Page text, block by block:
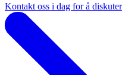
Kontakt oss i dag for å